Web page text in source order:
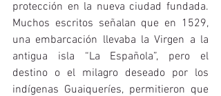
protección en la nueva ciudad fundada.
Muchos escritos señalan que en 1529,
una embarcación llevaba la Virgen a la
antigua isla “La Española”, pero el
destino o el milagro deseado por los
indígenas Guaiqueríes, permitieron que